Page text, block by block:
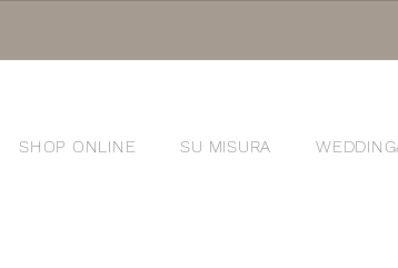
SHOP ONLINE SU MISURA